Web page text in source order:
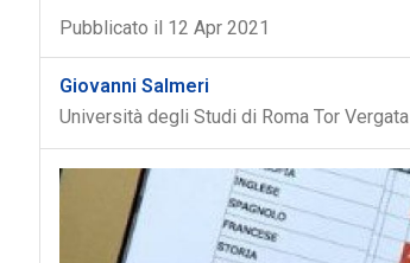
Pubblicato il 12 Apr 2021
Giovanni Salmeri
Università degli Studi di Roma Tor Vergata